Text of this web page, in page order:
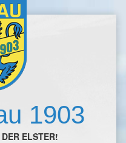
1903
ELSTER!